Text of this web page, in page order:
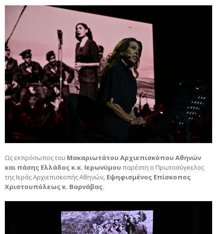
Ως εκπρόσωπος του Μακαριωτάτου Αρχιεπισκόπου Αθηνών
και πάσης Ελλάδος κ.κ. Ιερωνύμου παρέστη ο Πρωτοσύγκελος
της Ιεράς Αρχιεπισκοπής Αθηνών, Εψηφισμένος Επίσκοπος
Χριστουπόλεως κ. Βαρνάβας.